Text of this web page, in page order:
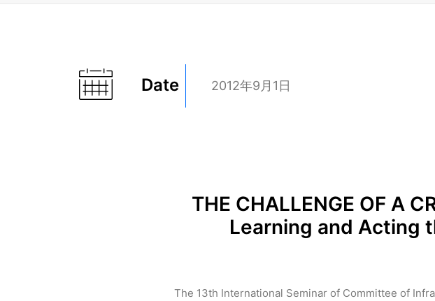
Date 2012年9月1日
THE CHALLENGE OF A
Learning and Acting
The 13th International Seminar of Committee of